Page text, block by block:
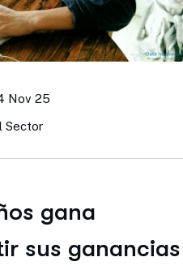
Nov 25
Sector
gana
sus ganancias